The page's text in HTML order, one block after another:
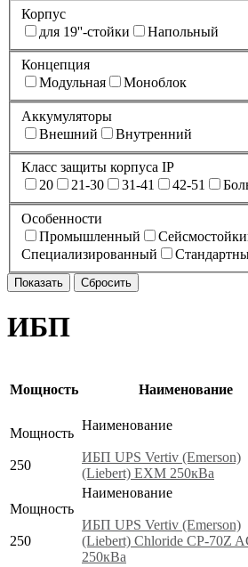
Корпус
для 19''-стойки
Напольный
Концепция
Модульная
Моноблок
Аккумуляторы
Внешний
Внутренний
Класс защиты корпуса IP
20
21-30 31-41 42-51
Особенности
Промышленный
Специализированный
ИБП
Мощность Наименование
Мощность
250
Наименование
ИБП UPS Vertiv (Emerson)
(Liebert) EXM 250кВа
Мощность
250
Наименование
ИБП UPS Vertiv (Emerson)
(Liebert) Chloride CP-70Z
250кВа